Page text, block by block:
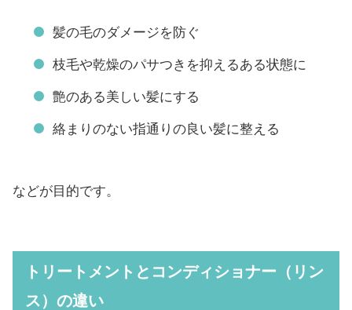
髪の毛のダメージを防ぐ
枝毛や乾燥のパサつきを抑えるある状態に
艶のある美しい髪にする
絡まりのない指通りの良い髪に整える
などが目的です。
トリートメントとコンディショナー（リン
ス）の違い